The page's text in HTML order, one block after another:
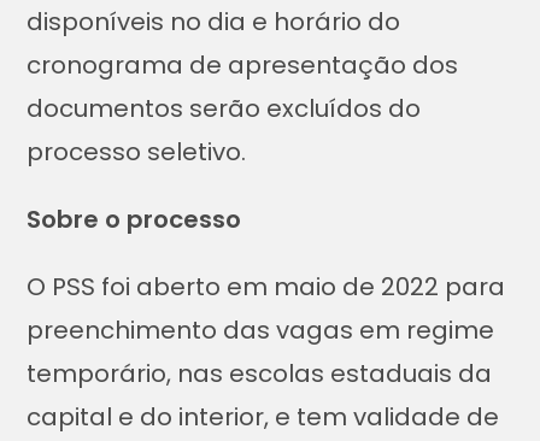
disponíveis no dia e horário do
cronograma de apresentação dos
documentos serão excluídos do
processo seletivo.
Sobre o processo
O PSS foi aberto em maio de 2022 para
preenchimento das vagas em regime
temporário, nas escolas estaduais da
capital e do interior, e tem validade de